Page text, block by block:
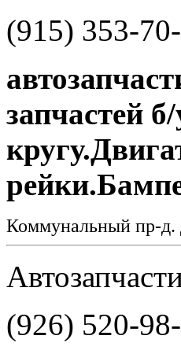
(915) 353-
запчастей
Коммунальный пр-д.
(926) 520-